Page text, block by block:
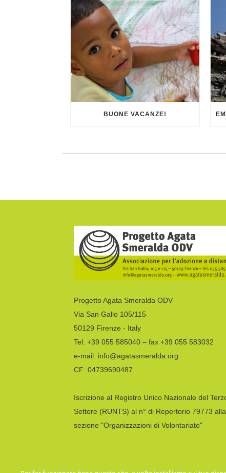
BUONE VACANZE!
Progetto Agata Smeralda ODV
Via San Gallo 105/115
50129 Firenze - Italy
Tel. +39 055 585040 – fax +39 055 583032
e-mail: info@agatasmeralda.org
CF: 04739690487
Iscrizione al Registro Unico Nazionale del
Settore (RUNTS) al n° di Repertorio 79773 alla
sezione "Organizzazioni di Volontariato"